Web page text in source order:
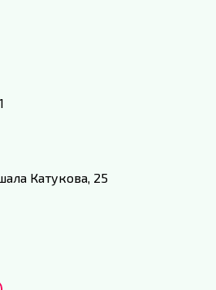
Катукова, 25